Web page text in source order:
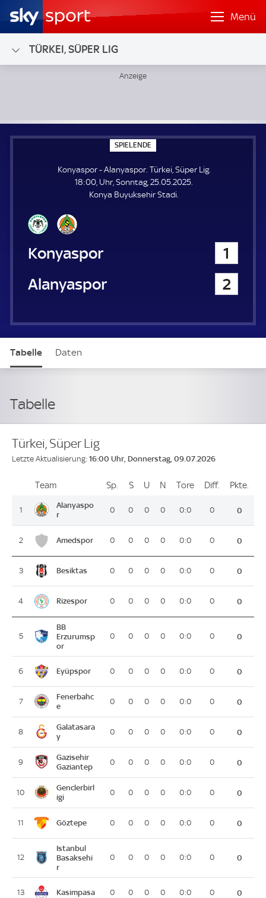
Menü
TÜRKEI, SÜPER LIG
SPIELENDE
P
E
L
E
N
Konyaspor - Alanyaspor. Türkei, Süper Lig.
18:00, Uhr, Sonntag, 25.05.2025.
Konya Buyuksehir Stadi.
Konyaspor
1
Alanyaspor
2
Tabelle Daten
Tabelle
Türkei, Süper Lig
Letzte Aktualisierung: 16:00 Uhr, Donnerstag, 09.07.2026
PlatzTeam Sp. Spiele
SSiege
U Unentschieden
N Niederlagen
Tore ToreDiff. Differenz
Pkte.
1
Alanyaspo
r
0 0 0 0 0:0 0 0
2 Amedspor 0 0 0 0 0:0 0 0
3 Besiktas 0 0 0 0 0:0 0 0
4 Rizespor 0 0 0 0 0:0 0 0
5
BB
Erzurumsp
or
0 0 0 0 0:0 0 0
6 Eyüpspor 0 0 0 0 0:0 0 0
7
Fenerbahc
e
0 0 0 0 0:0 0 0
8
Galatasara
y
0 0 0 0 0:0 0 0
9
Gazisehir
Gaziantep
0 0 0 0 0:0 0 0
10
Genclerbirl
igi
0 0 0 0 0:0 0 0
11 Göztepe 0 0 0 0 0:0 0 0
12
Istanbul
Basaksehi
r
0 0 0 0 0:0 0 0
13 Kasimpasa 0 0 0 0 0:0 0 0